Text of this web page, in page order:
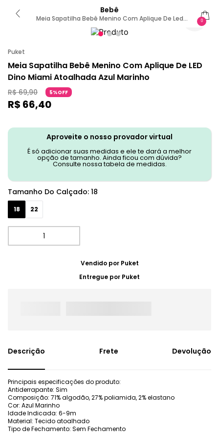
Bebê
Meia Sapatilha Bebê Menino Com Aplique De Led
Dino Miami 15 A 18 MESES
0
Puket
Meia Sapatilha Bebê Menino Com Aplique De LED
Dino Miami Atoalhada Azul Marinho
R$ 69,90 5%OFF
R$ 66,40
Aproveite o nosso provador virtual
É só adicionar suas medidas e ele te dará a melhor
opção de tamanho. Ainda ficou com dúvida?
Consulte nossa tabela de medidas.
Tamanho Do Calçado: 18
18 22
Vendido por Puket
Entregue por Puket
Frete Devolução
Principais especificações do produto:
Antiderrapante: Sim
Composição: 71% algodão, 27% poliamida, 2% elastano
Cor: Azul Marinho
Idade Indicada: 6-9m
Material: Tecido atoalhado
Tipo de Fechamento: Sem Fechamento